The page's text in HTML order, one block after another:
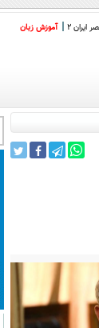
ایران 2 آموزش زبان